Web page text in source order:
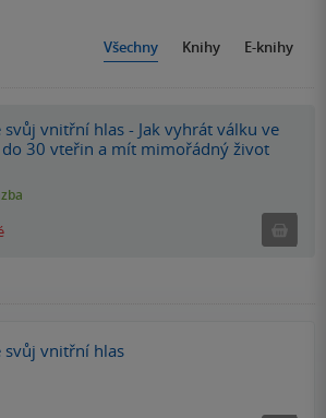
Všechny Knihy E-knihy
svůj vnitřní hlas - Jak vyhrát válku ve
do 30 vteřin a mít mimořádný život
svůj vnitřní hlas